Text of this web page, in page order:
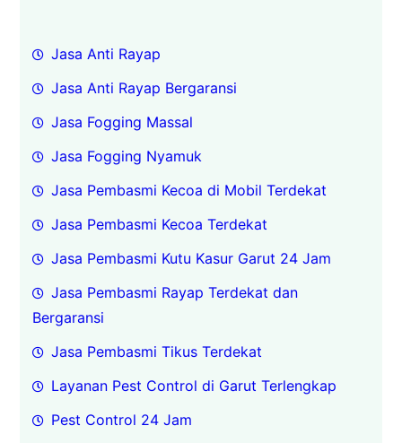
Jasa Anti Rayap
Jasa Anti Rayap Bergaransi
Jasa Fogging Massal
Jasa Fogging Nyamuk
Jasa Pembasmi Kecoa di Mobil Terdekat
Jasa Pembasmi Kecoa Terdekat
Jasa Pembasmi Kutu Kasur Garut 24 Jam
Jasa Pembasmi Rayap Terdekat dan
Bergaransi
Jasa Pembasmi Tikus Terdekat
Layanan Pest Control di Garut Terlengkap
Pest Control 24 Jam